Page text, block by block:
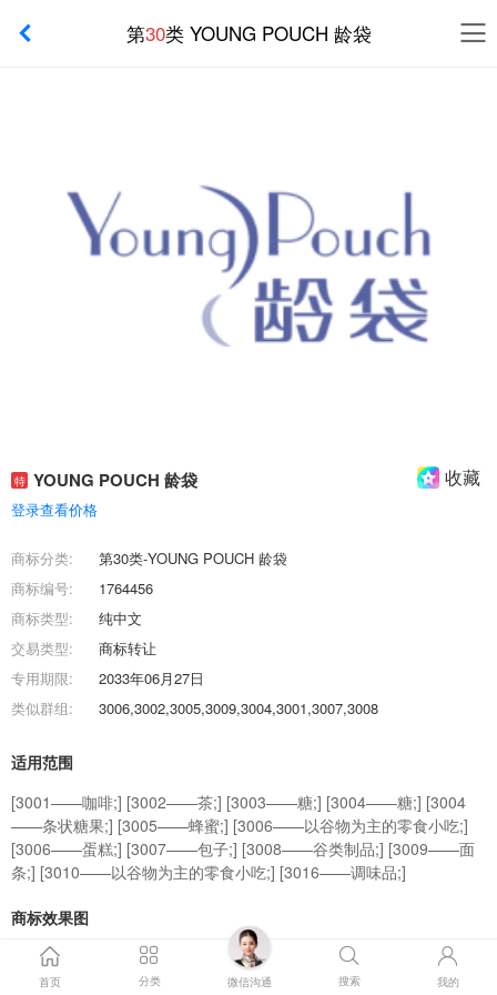
第30类 YOUNG POUCH 龄袋
特 YOUNG POUCH 龄袋 收藏
登录查看价格
商标分类:
第30类-YOUNG POUCH 龄袋
商标编号:
1764456
商标类型:
纯中文
交易类型:
商标转让
专用期限:
2033年06月27日
类似群组:
3006,3002,3005,3009,3004,3001,3007,3008
适用范围
[3001——咖啡;] [3002——茶;] [3003——糖;] [3004——糖;] [3004
——条状糖果;] [3005——蜂蜜;] [3006——以谷物为主的零食小吃;]
[3006——蛋糕;] [3007——包子;] [3008——谷类制品;] [3009——面
条;] [3010——以谷物为主的零食小吃;] [3016——调味品;]
商标效果图
商标交易流程
首页 分类 微信沟通 搜索 我的